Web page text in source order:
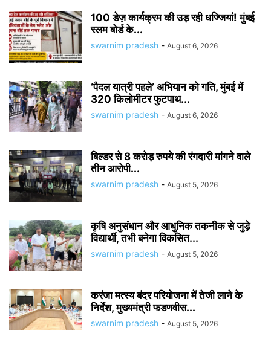
100 डेज़ कार्यक्रम की उड़ रही धज्जियां! मुंबई
स्लम बोर्ड के...
swarnim pradesh - August 6, 2026
‘पैदल यात्री पहले’ अभियान को गति, मुंबई में
320 किलोमीटर फुटपाथ...
swarnim pradesh - August 6, 2026
बिल्डर से 8 करोड़ रुपये की रंगदारी मांगने वाले
तीन आरोपी...
swarnim pradesh - August 5, 2026
कृषि अनुसंधान और आधुनिक तकनीक से जुड़े
विद्यार्थी, तभी बनेगा विकसित...
swarnim pradesh - August 5, 2026
करंजा मत्स्य बंदर परियोजना में तेजी लाने के
निर्देश, मुख्यमंत्री फडणवीस...
swarnim pradesh - August 5, 2026